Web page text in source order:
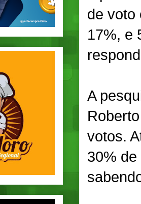
de voto
17%, e
A
votos.
30%